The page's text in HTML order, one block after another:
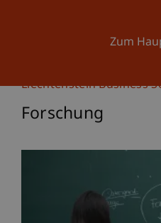
Zum
Liechtenstein Business
Forschung